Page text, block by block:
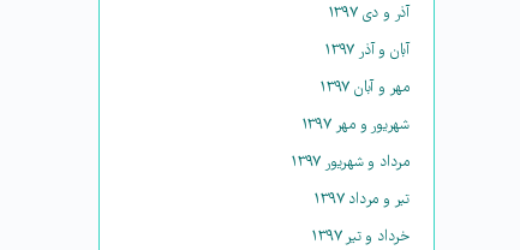
آذر و دی ۱۳۹۷
آبان و آذر ۱۳۹۷
مهر و آبان ۱۳۹۷
شهریور و مهر ۱۳۹۷
مرداد و شهریور ۱۳۹۷
تیر و مرداد ۱۳۹۷
خرداد و تیر ۱۳۹۷